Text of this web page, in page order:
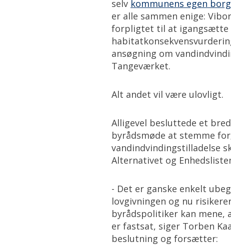
selv kommunens egen
er alle sammen enige:
forpligtet til at igangsætte
ansøgning om
Tangeværket.
Alt andet vil være ulovligt.
Alligevel besluttede et
byrådsmøde at stemme
vandindvindingstilladelse
Alternativet og
- Det er ganske enkelt
lovgivningen og nu
byrådspolitiker kan mene,
er fastsat, siger Torben
beslutning og forsætter: